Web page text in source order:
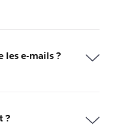
les e-mails ?
?